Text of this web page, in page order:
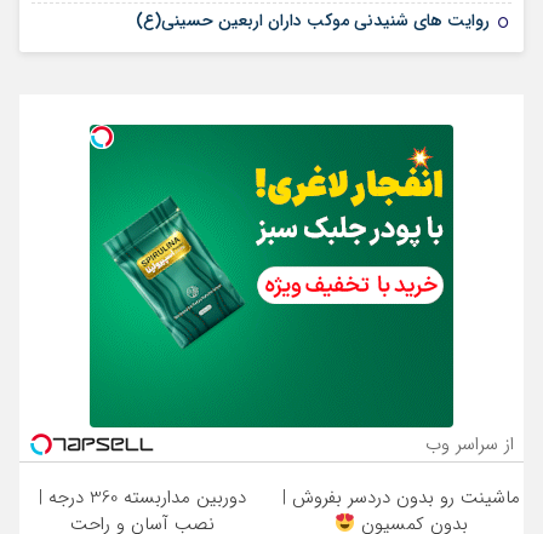
روایت های شنیدنی موکب داران اربعین حسینی(ع)
از سراسر وب
ماشینت رو بدون دردسر بفروش |
بدون کمسیون
دوربین مداربسته 360 درجه |
نصب آسان و راحت